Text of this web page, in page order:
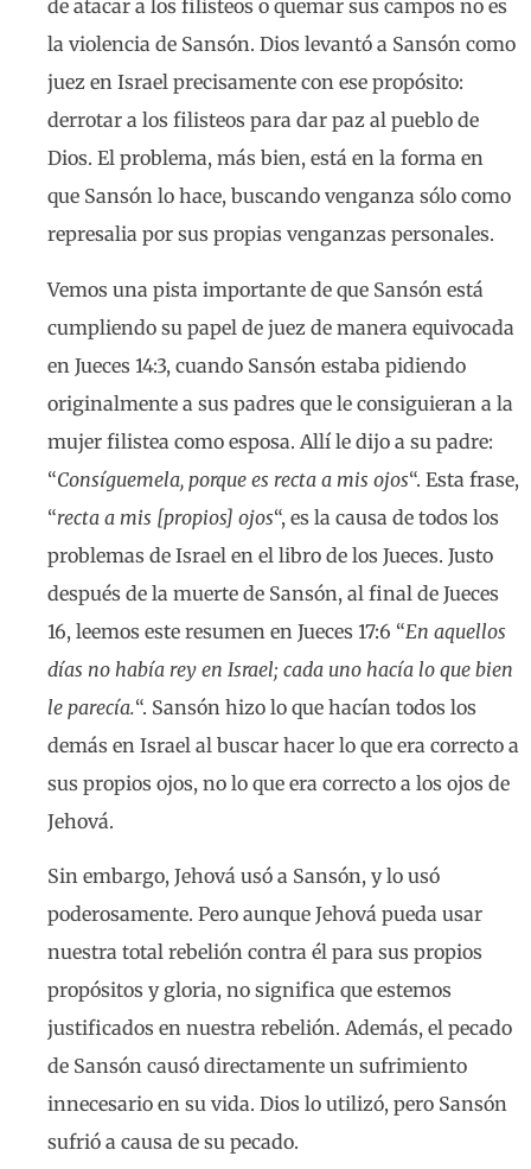
de atacar a los filisteos o quemar sus campos no es
la violencia de Sansón. Dios levantó a Sansón como
juez en Israel precisamente con ese propósito:
derrotar a los filisteos para dar paz al pueblo de
Dios. El problema, más bien, está en la forma en
que Sansón lo hace, buscando venganza sólo como
represalia por sus propias venganzas personales.
Vemos una pista importante de que Sansón está
cumpliendo su papel de juez de manera equivocada
en Jueces 14:3, cuando Sansón estaba pidiendo
originalmente a sus padres que le consiguieran a la
mujer filistea como esposa. Allí le dijo a su padre:
“Consíguemela, porque es recta a mis ojos“. Esta frase,
“recta a mis [propios] ojos“, es la causa de todos los
problemas de Israel en el libro de los Jueces. Justo
después de la muerte de Sansón, al final de Jueces
16, leemos este resumen en Jueces 17:6 “En aquellos
días no había rey en Israel; cada uno hacía lo que bien
le parecía.“. Sansón hizo lo que hacían todos los
demás en Israel al buscar hacer lo que era correcto a
sus propios ojos, no lo que era correcto a los ojos de
Jehová.
Sin embargo, Jehová usó a Sansón, y lo usó
poderosamente. Pero aunque Jehová pueda usar
nuestra total rebelión contra él para sus propios
propósitos y gloria, no significa que estemos
justificados en nuestra rebelión. Además, el pecado
de Sansón causó directamente un sufrimiento
innecesario en su vida. Dios lo utilizó, pero Sansón
sufrió a causa de su pecado.